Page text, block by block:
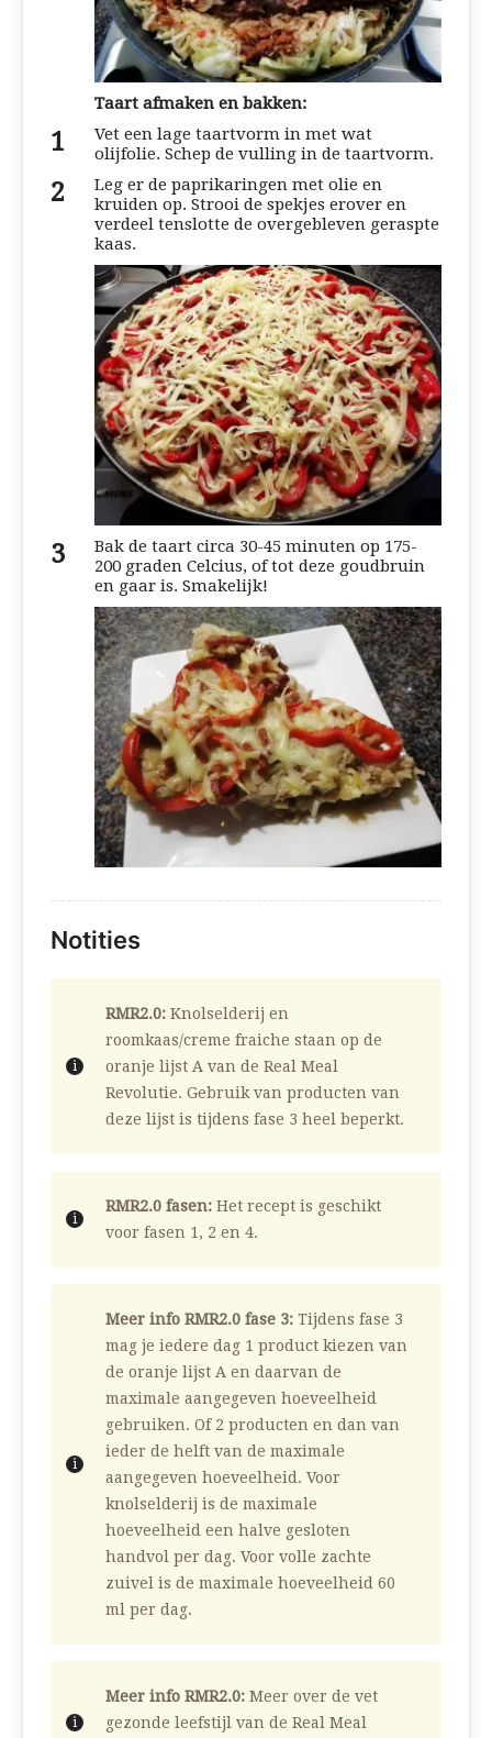
Taart afmaken en bakken:
Vet een lage taartvorm in met wat
olijfolie. Schep de vulling in de taartvorm.
Leg er de paprikaringen met olie en
kruiden op. Strooi de spekjes erover en
verdeel tenslotte de overgebleven geraspte
kaas.
Bak de taart circa 30-45 minuten op 175-
200 graden Celcius, of tot deze goudbruin
en gaar is. Smakelijk!
Notities
RMR2.0: Knolselderij en
roomkaas/creme fraiche staan op de
oranje lijst A van de Real Meal
Revolutie. Gebruik van producten van
deze lijst is tijdens fase 3 heel beperkt.
RMR2.0 fasen: Het recept is geschikt
voor fasen 1, 2 en 4.
Meer info RMR2.0 fase 3: Tijdens fase 3
mag je iedere dag 1 product kiezen van
de oranje lijst A en daarvan de
maximale aangegeven hoeveelheid
gebruiken. Of 2 producten en dan van
ieder de helft van de maximale
aangegeven hoeveelheid. Voor
knolselderij is de maximale
hoeveelheid een halve gesloten
handvol per dag. Voor volle zachte
zuivel is de maximale hoeveelheid 60
ml per dag.
Meer info RMR2.0: Meer over de vet
gezonde leefstijl van de Real Meal